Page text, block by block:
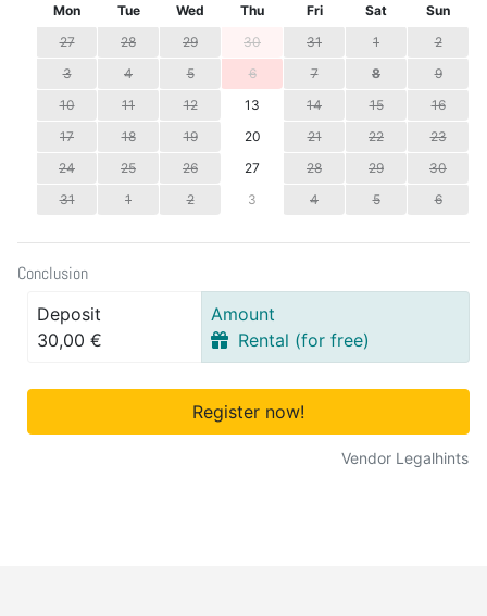
Mon
Tue Wed Thu Fri Sat
Sun
27
28 29 30 31 1
2
3
4 5 6 7 8
9
10
11 12 13 14 15
16
17
18 19 20 21 22
23
24
25 26 27 28 29
30
31
1 2 3 4 5 6
Conclusion
Deposit
30,00 €
Amount
Rental (for free)
Register now!
Vendor Legalhints